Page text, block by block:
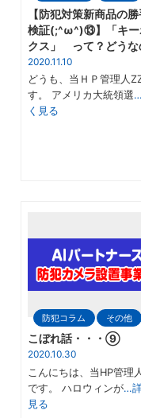
【防犯対策新商品の
検証(;^ω^)⑬】「キー
クス」 って？どうな
2020.11.10
どうも、当ＨＰ管理人
す。 アメリカ大統領選
く見る
防犯コラム その他
こぼれ話・・・⑨
2020.10.30
こんにちは、当HP管理
です。 ハロウィンが…
見る